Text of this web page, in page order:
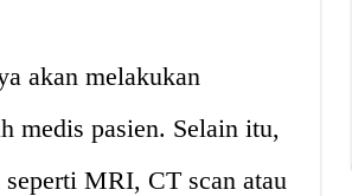
akan melakukan
medis pasien. Selain itu,
seperti MRI, CT scan atau